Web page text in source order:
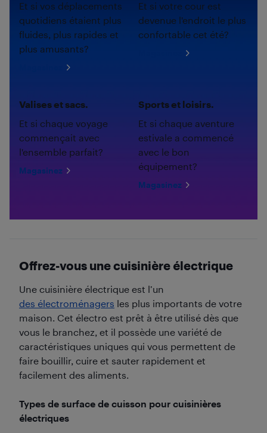
Et si vos déplacements
quotidiens étaient plus
fluides, plus rapides et
plus amusants?
Et si votre cour est
devenue l'endroit le plus
confortable cet été?
Valises et sacs.
Et si chaque voyage
commençait avec
l'ensemble parfait?
Magasinez
Sports et loisirs.
Et si chaque aventure
estivale a commencé
avec le bon
équipement?
Magasinez
Offrez-vous une cuisinière électrique
Une cuisinière électrique est l’un
des électroménagers les plus importants de votre
maison. Cet électro est prêt à être utilisé dès que
vous le branchez, et il possède une variété de
caractéristiques uniques qui vous permettent de
faire bouillir, cuire et sauter rapidement et
facilement des aliments.
Types de surface de cuisson pour cuisinières
électriques